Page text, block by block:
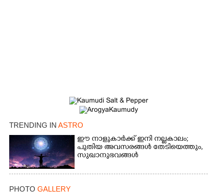
TRENDING IN ASTRO
ഈ നാളുകാർക്ക് ഇനി നല്ലകാലം;
പുതിയ അവസരങ്ങൾ തേടിയെത്തും,
സുഖാനുഭവങ്ങൾ
PHOTO GALLERY